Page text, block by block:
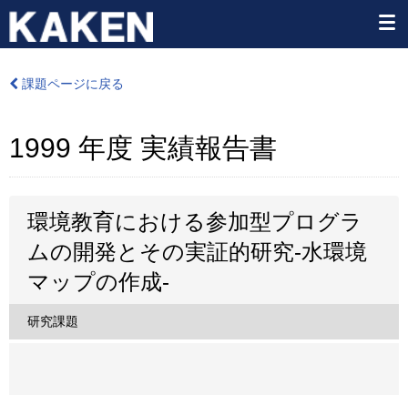
課題ページに戻る
1999 年度 実績報告書
環境教育における参加型プログラ
ムの開発とその実証的研究-水環境
マップの作成-
研究課題